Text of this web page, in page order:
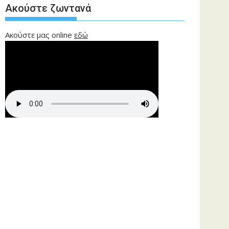
Ακούστε ζωντανά
Ακούστε μας online εδώ